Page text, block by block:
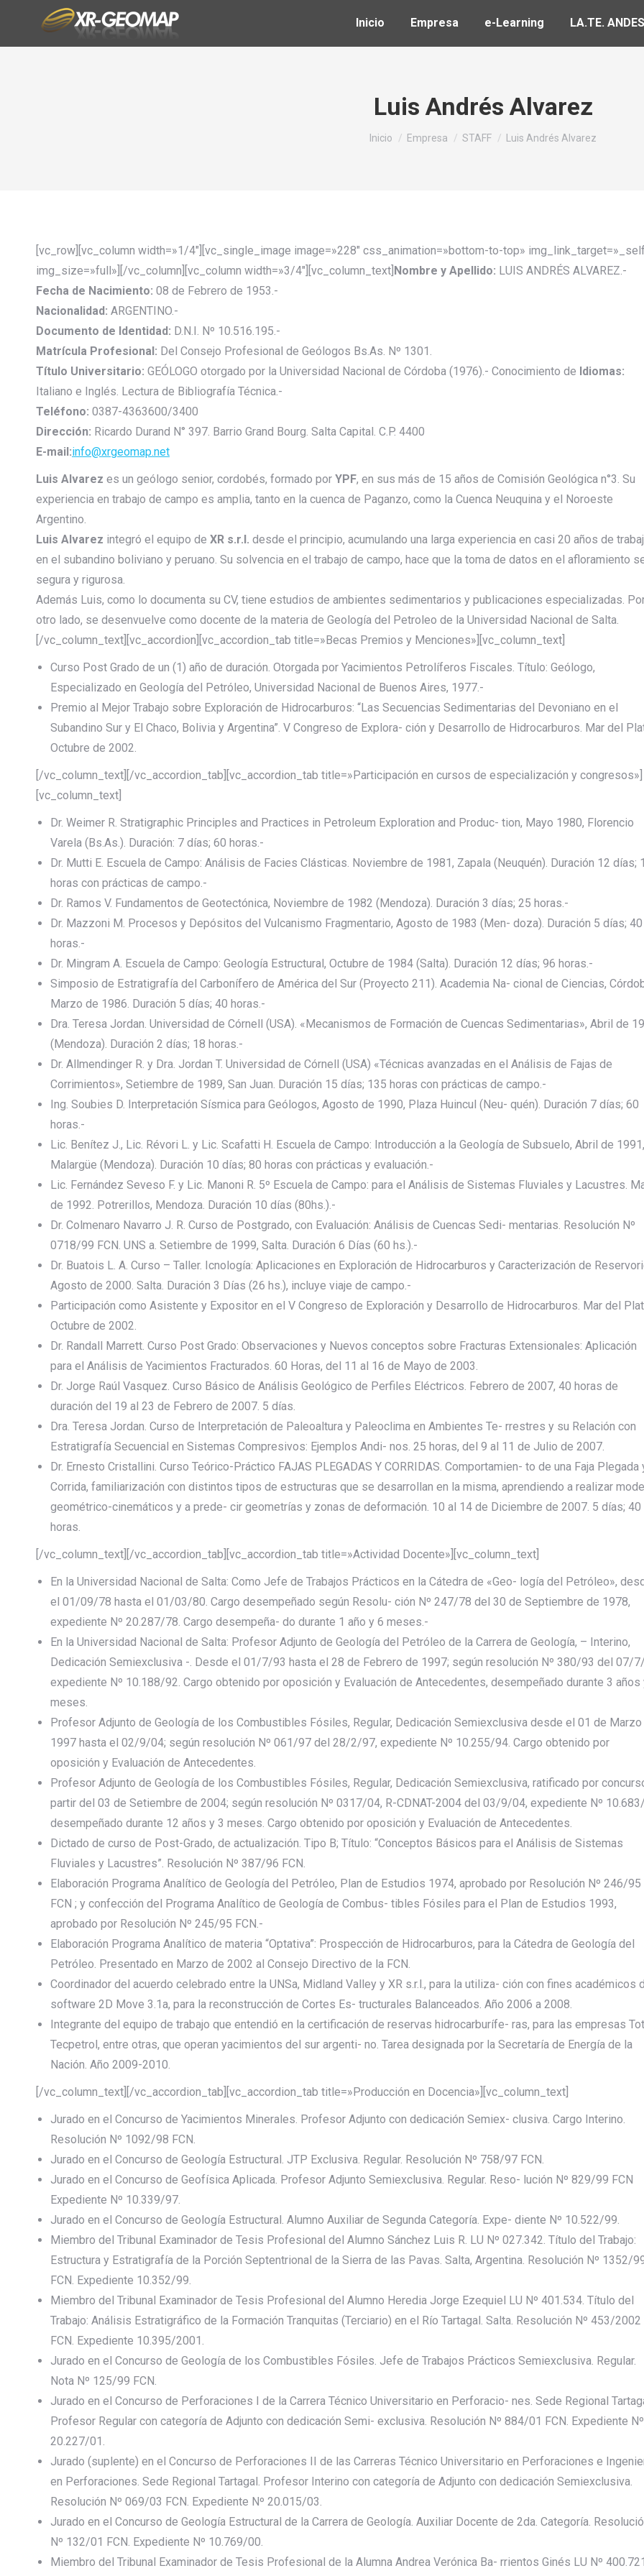
Inicio Empresa e-Learning LA.TE. ANDES
Luis Andrés Alvarez
Estás aquí:
Inicio Empresa STAFF Luis Andrés Alvarez
[vc_row][vc_column width=»1/4″][vc_single_image image=»228″ css_animation=»bottom-to-top»
img_size=»full»][/vc_column][vc_column width=»3/4″][vc_column_text] Nombre y Apellido: LUIS ANDRÉS ALVAREZ.-
Fecha de Nacimiento: 08 de Febrero de 1953.-
Nacionalidad: ARGENTINO.-
Documento de Identidad: D.N.I. Nº 10.516.195.-
Matrícula Profesional: Del Consejo Profesional de Geólogos Bs.As. Nº 1301.
Título Universitario: GEÓLOGO otorgado por la Universidad Nacional de Córdoba (1976).- Conocimiento de Idiomas:
Italiano e Inglés. Lectura de Bibliografía Técnica.-
Teléfono: 0387-4363600/3400
Dirección: Ricardo Durand N° 397. Barrio Grand Bourg. Salta Capital. C.P. 4400
E-mail:info@xrgeomap.net
Luis Alvarez es un geólogo senior, cordobés, formado por YPF, en sus más de 15 años de Comisión Geológica n°3. Su
experiencia en trabajo de campo es amplia, tanto en la cuenca de Paganzo, como la Cuenca Neuquina y el Noroeste
Argentino.
Luis Alvarez integró el equipo de XR s.r.l. desde el principio, acumulando una larga experiencia en casi 20 años de
en el subandino boliviano y peruano. Su solvencia en el trabajo de campo, hace que la toma de datos en el afloramiento
segura y rigurosa.
Además Luis, como lo documenta su CV, tiene estudios de ambientes sedimentarios y publicaciones especializadas.
otro lado, se desenvuelve como docente de la materia de Geología del Petroleo de la Universidad Nacional de Salta.
[/vc_column_text][vc_accordion][vc_accordion_tab title=»Becas Premios y Menciones»][vc_column_text]
Curso Post Grado de un (1) año de duración. Otorgada por Yacimientos Petrolíferos Fiscales. Título: Geólogo,
Especializado en Geología del Petróleo, Universidad Nacional de Buenos Aires, 1977.-
Premio al Mejor Trabajo sobre Exploración de Hidrocarburos: “Las Secuencias Sedimentarias del Devoniano en el
Subandino Sur y El Chaco, Bolivia y Argentina”. V Congreso de Explora- ción y Desarrollo de Hidrocarburos. Mar del
Octubre de 2002.
[/vc_column_text][/vc_accordion_tab][vc_accordion_tab title=»Participación en cursos de especialización y congresos»]
[vc_column_text]
Dr. Weimer R. Stratigraphic Principles and Practices in Petroleum Exploration and Produc- tion, Mayo 1980, Florencio
Varela (Bs.As.). Duración: 7 días; 60 horas.-
Dr. Mutti E. Escuela de Campo: Análisis de Facies Clásticas. Noviembre de 1981, Zapala (Neuquén). Duración 12 días;
horas con prácticas de campo.-
Dr. Ramos V. Fundamentos de Geotectónica, Noviembre de 1982 (Mendoza). Duración 3 días; 25 horas.-
Dr. Mazzoni M. Procesos y Depósitos del Vulcanismo Fragmentario, Agosto de 1983 (Men- doza). Duración 5 días; 40
horas.-
Dr. Mingram A. Escuela de Campo: Geología Estructural, Octubre de 1984 (Salta). Duración 12 días; 96 horas.-
Simposio de Estratigrafía del Carbonífero de América del Sur (Proyecto 211). Academia Na- cional de Ciencias,
Marzo de 1986. Duración 5 días; 40 horas.-
Dra. Teresa Jordan. Universidad de Córnell (USA). «Mecanismos de Formación de Cuencas Sedimentarias», Abril de
(Mendoza). Duración 2 días; 18 horas.-
Dr. Allmendinger R. y Dra. Jordan T. Universidad de Córnell (USA) «Técnicas avanzadas en el Análisis de Fajas de
Corrimientos», Setiembre de 1989, San Juan. Duración 15 días; 135 horas con prácticas de campo.-
Ing. Soubies D. Interpretación Sísmica para Geólogos, Agosto de 1990, Plaza Huincul (Neu- quén). Duración 7 días; 60
horas.-
Lic. Benítez J., Lic. Révori L. y Lic. Scafatti H. Escuela de Campo: Introducción a la Geología de Subsuelo, Abril de 1991,
Malargüe (Mendoza). Duración 10 días; 80 horas con prácticas y evaluación.-
Lic. Fernández Seveso F. y Lic. Manoni R. 5º Escuela de Campo: para el Análisis de Sistemas Fluviales y Lacustres.
de 1992. Potrerillos, Mendoza. Duración 10 días (80hs.).-
Dr. Colmenaro Navarro J. R. Curso de Postgrado, con Evaluación: Análisis de Cuencas Sedi- mentarias. Resolución Nº
0718/99 FCN. UNS a. Setiembre de 1999, Salta. Duración 6 Días (60 hs.).-
Dr. Buatois L. A. Curso – Taller. Icnología: Aplicaciones en Exploración de Hidrocarburos y Caracterización de
Agosto de 2000. Salta. Duración 3 Días (26 hs.), incluye viaje de campo.-
Participación como Asistente y Expositor en el V Congreso de Exploración y Desarrollo de Hidrocarburos. Mar del
Octubre de 2002.
Dr. Randall Marrett. Curso Post Grado: Observaciones y Nuevos conceptos sobre Fracturas Extensionales: Aplicación
para el Análisis de Yacimientos Fracturados. 60 Horas, del 11 al 16 de Mayo de 2003.
Dr. Jorge Raúl Vasquez. Curso Básico de Análisis Geológico de Perfiles Eléctricos. Febrero de 2007, 40 horas de
duración del 19 al 23 de Febrero de 2007. 5 días.
Dra. Teresa Jordan. Curso de Interpretación de Paleoaltura y Paleoclima en Ambientes Te- rrestres y su Relación con
Estratigrafía Secuencial en Sistemas Compresivos: Ejemplos Andi- nos. 25 horas, del 9 al 11 de Julio de 2007.
Dr. Ernesto Cristallini. Curso Teórico-Práctico FAJAS PLEGADAS Y CORRIDAS. Comportamien- to de una Faja Plegada
Corrida, familiarización con distintos tipos de estructuras que se desarrollan en la misma, aprendiendo a realizar
geométrico-cinemáticos y a prede- cir geometrías y zonas de deformación. 10 al 14 de Diciembre de 2007. 5 días; 40
horas.
[/vc_column_text][/vc_accordion_tab][vc_accordion_tab title=»Actividad Docente»][vc_column_text]
En la Universidad Nacional de Salta: Como Jefe de Trabajos Prácticos en la Cátedra de «Geo- logía del Petróleo»,
el 01/09/78 hasta el 01/03/80. Cargo desempeñado según Resolu- ción Nº 247/78 del 30 de Septiembre de 1978,
expediente Nº 20.287/78. Cargo desempeña- do durante 1 año y 6 meses.-
En la Universidad Nacional de Salta: Profesor Adjunto de Geología del Petróleo de la Carrera de Geología, – Interino,
Dedicación Semiexclusiva -. Desde el 01/7/93 hasta el 28 de Febrero de 1997; según resolución Nº 380/93 del 07/
expediente Nº 10.188/92. Cargo obtenido por oposición y Evaluación de Antecedentes, desempeñado durante 3 años
meses.
Profesor Adjunto de Geología de los Combustibles Fósiles, Regular, Dedicación Semiexclusiva desde el 01 de Marzo
1997 hasta el 02/9/04; según resolución Nº 061/97 del 28/2/97, expediente Nº 10.255/94. Cargo obtenido por
oposición y Evaluación de Antecedentes.
Profesor Adjunto de Geología de los Combustibles Fósiles, Regular, Dedicación Semiexclusiva, ratificado por
partir del 03 de Setiembre de 2004; según resolución Nº 0317/04, R-CDNAT-2004 del 03/9/04, expediente Nº
desempeñado durante 12 años y 3 meses. Cargo obtenido por oposición y Evaluación de Antecedentes.
Dictado de curso de Post-Grado, de actualización. Tipo B; Título: “Conceptos Básicos para el Análisis de Sistemas
Fluviales y Lacustres”. Resolución Nº 387/96 FCN.
Elaboración Programa Analítico de Geología del Petróleo, Plan de Estudios 1974, aprobado por Resolución Nº 246/95
FCN ; y confección del Programa Analítico de Geología de Combus- tibles Fósiles para el Plan de Estudios 1993,
aprobado por Resolución Nº 245/95 FCN.-
Elaboración Programa Analítico de materia “Optativa”: Prospección de Hidrocarburos, para la Cátedra de Geología del
Petróleo. Presentado en Marzo de 2002 al Consejo Directivo de la FCN.
Coordinador del acuerdo celebrado entre la UNSa, Midland Valley y XR s.r.l., para la utiliza- ción con fines académicos
software 2D Move 3.1a, para la reconstrucción de Cortes Es- tructurales Balanceados. Año 2006 a 2008.
Integrante del equipo de trabajo que entendió en la certificación de reservas hidrocarburífe- ras, para las empresas
Tecpetrol, entre otras, que operan yacimientos del sur argenti- no. Tarea designada por la Secretaría de Energía de la
Nación. Año 2009-2010.
[/vc_column_text][/vc_accordion_tab][vc_accordion_tab title=»Producción en Docencia»][vc_column_text]
Jurado en el Concurso de Yacimientos Minerales. Profesor Adjunto con dedicación Semiex- clusiva. Cargo Interino.
Resolución Nº 1092/98 FCN.
Jurado en el Concurso de Geología Estructural. JTP Exclusiva. Regular. Resolución Nº 758/97 FCN.
Jurado en el Concurso de Geofísica Aplicada. Profesor Adjunto Semiexclusiva. Regular. Reso- lución Nº 829/99 FCN
Expediente Nº 10.339/97.
Jurado en el Concurso de Geología Estructural. Alumno Auxiliar de Segunda Categoría. Expe- diente Nº 10.522/99.
Miembro del Tribunal Examinador de Tesis Profesional del Alumno Sánchez Luis R. LU Nº 027.342. Título del Trabajo:
Estructura y Estratigrafía de la Porción Septentrional de la Sierra de las Pavas. Salta, Argentina. Resolución Nº 1352/
FCN. Expediente 10.352/99.
Miembro del Tribunal Examinador de Tesis Profesional del Alumno Heredia Jorge Ezequiel LU Nº 401.534. Título del
Trabajo: Análisis Estratigráfico de la Formación Tranquitas (Terciario) en el Río Tartagal. Salta. Resolución Nº 453/2002
FCN. Expediente 10.395/2001.
Jurado en el Concurso de Geología de los Combustibles Fósiles. Jefe de Trabajos Prácticos Semiexclusiva. Regular.
Nota Nº 125/99 FCN.
Jurado en el Concurso de Perforaciones I de la Carrera Técnico Universitario en Perforacio- nes. Sede Regional
Profesor Regular con categoría de Adjunto con dedicación Semi- exclusiva. Resolución Nº 884/01 FCN. Expediente Nº
20.227/01.
Jurado (suplente) en el Concurso de Perforaciones II de las Carreras Técnico Universitario en Perforaciones e
en Perforaciones. Sede Regional Tartagal. Profesor Interino con categoría de Adjunto con dedicación Semiexclusiva.
Resolución Nº 069/03 FCN. Expediente Nº 20.015/03.
Jurado en el Concurso de Geología Estructural de la Carrera de Geología. Auxiliar Docente de 2da. Categoría.
Nº 132/01 FCN. Expediente Nº 10.769/00.
Miembro del Tribunal Examinador de Tesis Profesional de la Alumna Andrea Verónica Ba- rrientos Ginés LU Nº
Inicio Empresa e-Learning LA.TE. ANDES